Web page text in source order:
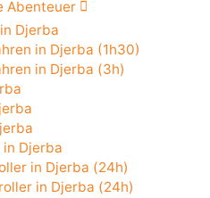
für 6 Tage
Abenteuer
in Djerba
in Djerba (1h30)
in Djerba (3h)
in Djerba